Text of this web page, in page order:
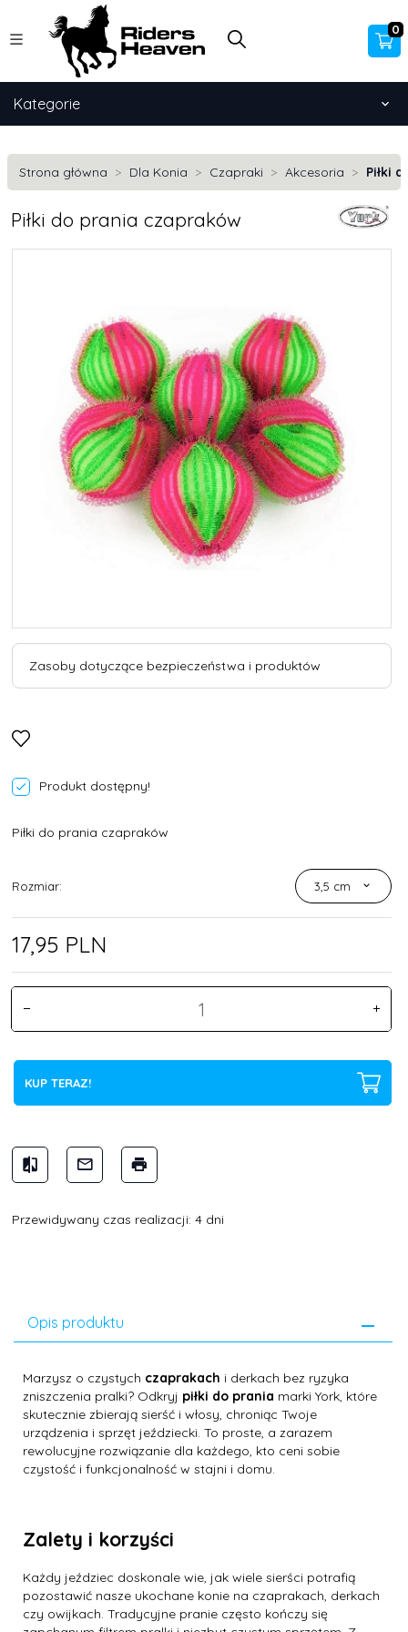
0
Kategorie
Strona główna Dla Konia Czapraki Akcesoria Piłki
Piłki do prania czapraków
Zasoby dotyczące bezpieczeństwa i produktów
Produkt dostępny!
Piłki do prania czapraków
Rozmiar: 3,5 cm
17,95 PLN
KUP TERAZ!
Przewidywany czas realizacji: 4 dni
Opis produktu
Marzysz o czystych czaprakach i derkach bez ryzyka
zniszczenia pralki? Odkryj piłki do prania marki York, które
skutecznie zbierają sierść i włosy, chroniąc Twoje
urządzenia i sprzęt jeździecki. To proste, a zarazem
rewolucyjne rozwiązanie dla każdego, kto ceni sobie
czystość i funkcjonalność w stajni i domu.
Zalety i korzyści
Każdy jeździec doskonale wie, jak wiele sierści potrafią
pozostawić nasze ukochane konie na czaprakach, derkach
czy owijkach. Tradycyjne pranie często kończy się